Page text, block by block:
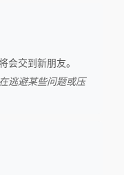
会交到新朋友。
逃避某些问题或压